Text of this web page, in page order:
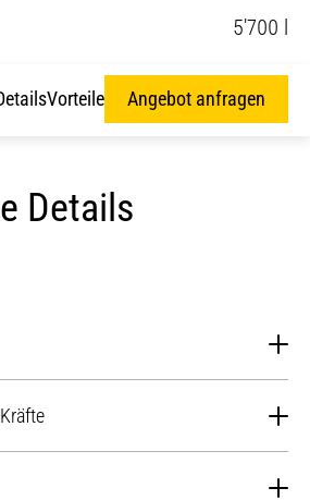
5'700 l
Vorteile Angebot anfragen
Details
Universal, 8,4m (25'7")